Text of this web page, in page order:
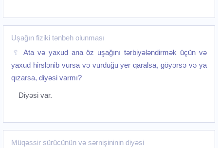
Uşağın fiziki tənbeh olunması
Ata və yaxud ana öz uşağını tərbiyələndirmək üçün və
yaxud hirslənib vursa və vurduğu yer qaralsa, göyərsə və ya
qızarsa, diyəsi varmı?
Diyəsi var.
Müqəssir sürücünün və sərnişininin diyəsi